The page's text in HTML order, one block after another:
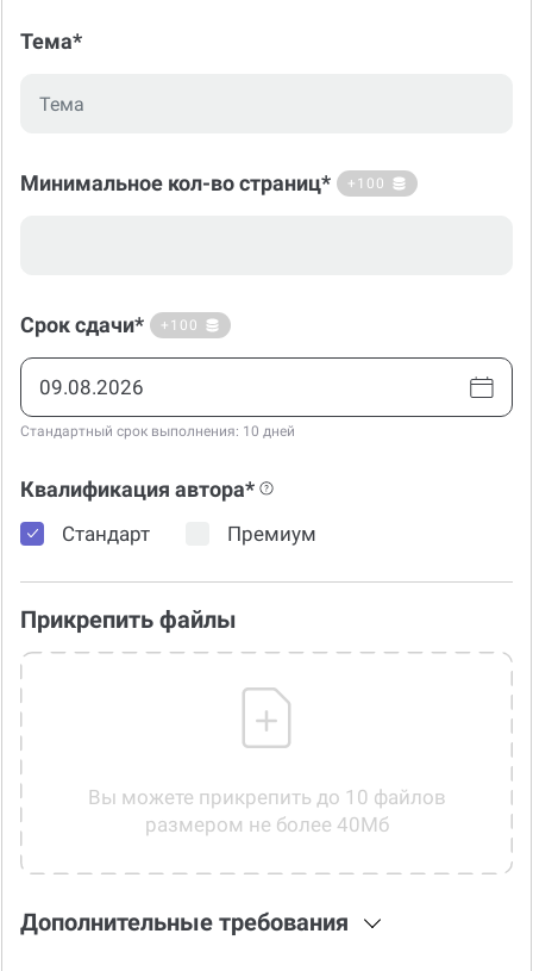
Тема*
Минимальное кол-во страниц* +100
Срок сдачи* +100
Стандартный срок выполнения: 10 дней
Квалификация автора*
Стандарт Премиум
Прикрепить файлы
Вы можете прикрепить до 10 файлов
размером не более 40Мб
Дополнительные требования